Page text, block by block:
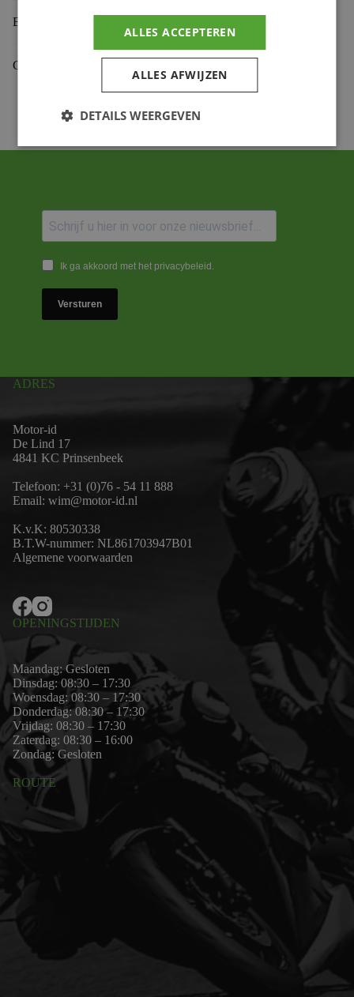
Beoordelingen (0)
Gekoppelde Motoren
Ik ga akkoord met het privacybeleid.
Versturen
ADRES
Motor-id
De Lind 17
4841 KC Prinsenbeek
Telefoon: +31 (0)76 - 54 11 888
Email: wim@motor-id.nl
K.v.K: 80530338
B.T.W-nummer: NL861703947B01
Algemene voorwaarden
OPENINGSTIJDEN
Maandag: Gesloten
Dinsdag: 08:30 – 17:30
Woensdag: 08:30 – 17:30
Donderdag: 08:30 – 17:30
Vrijdag: 08:30 – 17:30
Zaterdag: 08:30 – 16:00
Zondag: Gesloten
ROUTE
ALLES ACCEPTEREN
ALLES AFWIJZEN
DETAILS WEERGEVEN